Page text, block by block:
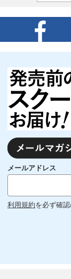
メールアドレス
利用規約を必ず確